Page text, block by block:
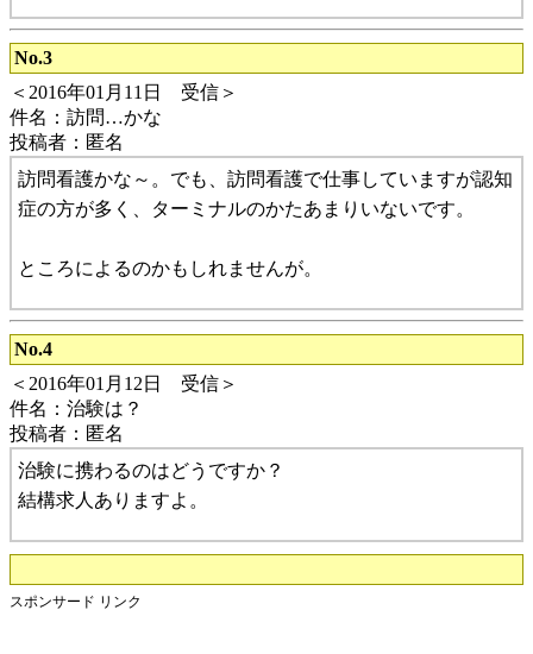
No.3
＜2016年01月11日 受信＞
件名：訪問…かな
投稿者：匿名
訪問看護かな～。でも、訪問看護で仕事していますが認知
症の方が多く、ターミナルのかたあまりいないです。
ところによるのかもしれませんが。
No.4
＜2016年01月12日 受信＞
件名：治験は？
投稿者：匿名
治験に携わるのはどうですか？
結構求人ありますよ。
スポンサード リンク